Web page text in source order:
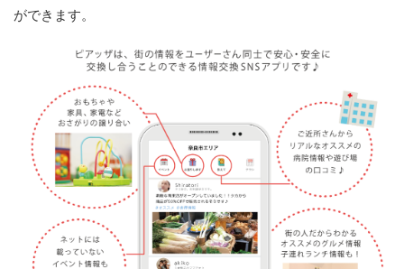
ができます。